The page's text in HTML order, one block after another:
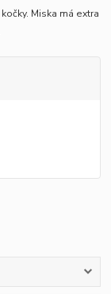
Miska má extra